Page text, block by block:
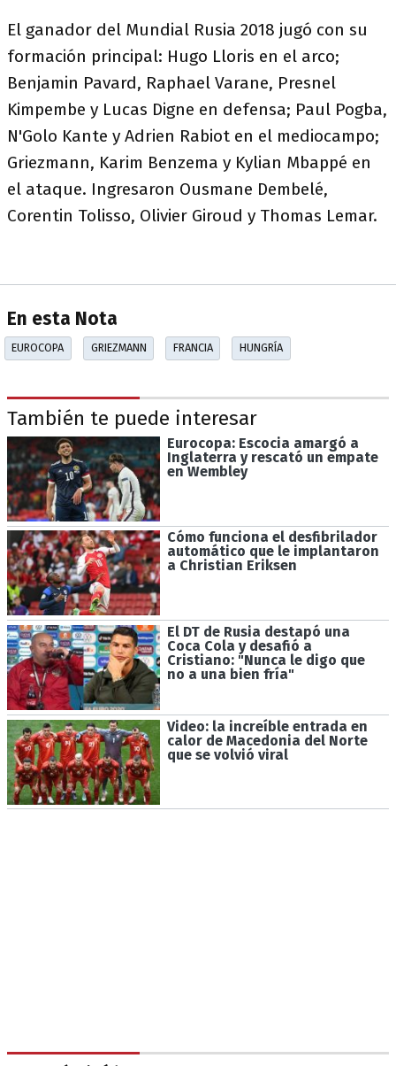
El ganador del Mundial Rusia 2018 jugó con su
formación principal: Hugo Lloris en el arco;
Benjamin Pavard, Raphael Varane, Presnel
Kimpembe y Lucas Digne en defensa; Paul Pogba,
N'Golo Kante y Adrien Rabiot en el mediocampo;
Griezmann, Karim Benzema y Kylian Mbappé en
el ataque. Ingresaron Ousmane Dembelé,
Corentin Tolisso, Olivier Giroud y Thomas Lemar.
En esta Nota
EUROCOPA GRIEZMANN FRANCIA HUNGRÍA
También te puede interesar
Eurocopa: Escocia amargó a
Inglaterra y rescató un empate
en Wembley
Cómo funciona el desfibrilador
automático que le implantaron
a Christian Eriksen
El DT de Rusia destapó una
Coca Cola y desafió a
Cristiano: "Nunca le digo que
no a una bien fría"
Video: la increíble entrada en
calor de Macedonia del Norte
que se volvió viral